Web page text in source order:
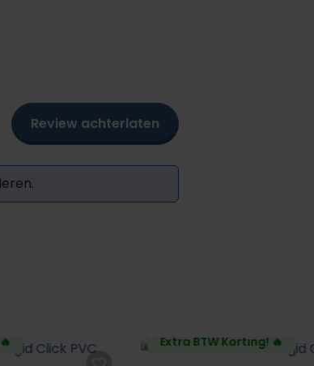
Review achterlaten
Extra BTW Korting! 🔥